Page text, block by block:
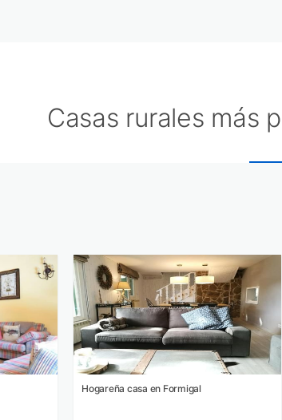
Casas rurales más
Hogareña casa en Formigal